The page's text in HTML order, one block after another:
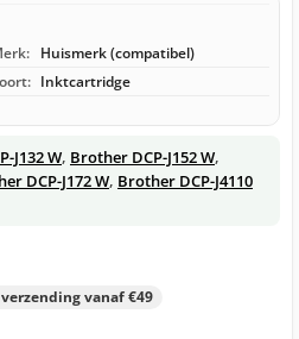
Huismerk (compatibel)
Inktcartridge
J132 W, Brother DCP-J152 W,
DCP-J172 W, Brother DCP-J4110
vanaf €49